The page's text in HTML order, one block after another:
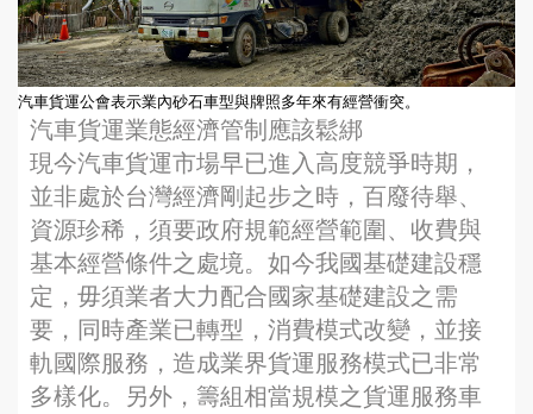
汽車貨運公會表示業內砂石車型與牌照多年來有經營衝突。
汽車貨運業態經濟管制應該鬆綁
現今汽車貨運市場早已進入高度競爭時期，
並非處於台灣經濟剛起步之時，百廢待舉、
資源珍稀，須要政府規範經營範圍、收費與
基本經營條件之處境。如今我國基礎建設穩
定，毋須業者大力配合國家基礎建設之需
要，同時產業已轉型，消費模式改變，並接
軌國際服務，造成業界貨運服務模式已非常
多樣化。另外，籌組相當規模之貨運服務車